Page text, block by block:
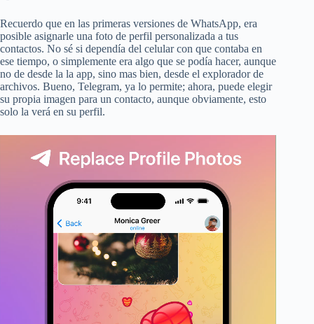
Recuerdo que en las primeras versiones de WhatsApp, era
posible asignarle una foto de perfil personalizada a tus
contactos. No sé si dependía del celular con que contaba en
ese tiempo, o simplemente era algo que se podía hacer, aunque
no de desde la la app, sino mas bien, desde el explorador de
archivos. Bueno, Telegram, ya lo permite; ahora, puede elegir
su propia imagen para un contacto, aunque obviamente, esto
solo la verá en su perfil.